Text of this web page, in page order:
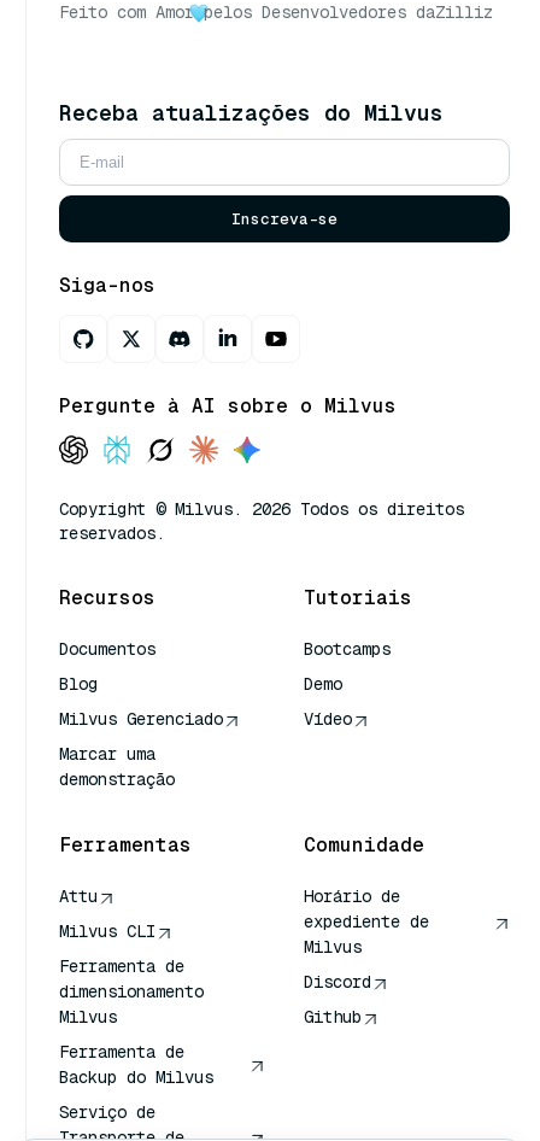
Feito com Amor pelos Desenvolvedores daZilliz
Receba atualizações do Milvus
Inscreva-se
Siga-nos
Pergunte à AI sobre o Milvus
Copyright © Milvus. 2026 Todos os direitos
reservados.
Recursos
Documentos
Blog
Milvus Gerenciado
Marcar uma
demonstração
Tutoriais
Bootcamps
Demo
Vídeo
Ferramentas
Attu
Milvus CLI
Ferramenta de
dimensionamento
Milvus
Ferramenta de
Backup do Milvus
Serviço de
Comunidade
Horário de
expediente de
Milvus
Discord
Github